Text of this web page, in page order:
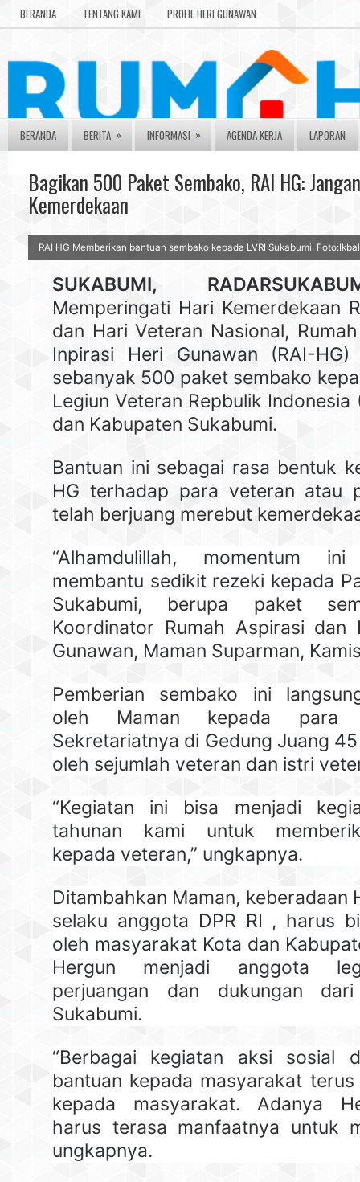
BERANDA TENTANG KAMI PROFIL HERI GUNAWAN
BERANDA BERITA » INFORMASI » AGENDA KERJA LAPORAN
Bagikan 500 Paket Sembako, RAI HG:
Kemerdekaan
RAI HG Memberikan bantuan sembako kepada LVRI Sukabumi.
SUKABUMI,
Memperingati Hari Kemerdekaan
dan Hari Veteran Nasional,
Inpirasi Heri Gunawan (RAI-HG)
sebanyak 500 paket sembako
Legiun Veteran Repbulik Indonesia
dan Kabupaten Sukabumi.
Bantuan ini sebagai rasa bentuk
HG terhadap para veteran atau
telah berjuang merebut
“Alhamdulillah, momentum
membantu sedikit rezeki kepada
Sukabumi, berupa paket
Koordinator Rumah Aspirasi dan
Gunawan, Maman Suparman,
Pemberian sembako ini
oleh Maman kepada para
Sekretariatnya di Gedung Juang
oleh sejumlah veteran dan istri
“Kegiatan ini bisa menjadi
tahunan kami untuk
kepada veteran,” ungkapnya.
Ditambahkan Maman, keberadaan
selaku anggota DPR RI , harus
oleh masyarakat Kota dan
Hergun menjadi anggota
perjuangan dan dukungan
Sukabumi.
“Berbagai kegiatan aksi sosial
bantuan kepada masyarakat
kepada masyarakat. Adanya
harus terasa manfaatnya untuk
ungkapnya.